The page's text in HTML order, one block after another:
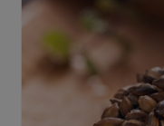
奶蛋豆・五穀
肉食
海鮮
常備菜
把最好的台灣味帶回家！
防災用品預購圓滿結束
2026年端午節預購圓滿
主婦食堂
社內大小事
關於合作社
認識合作社
重要公告